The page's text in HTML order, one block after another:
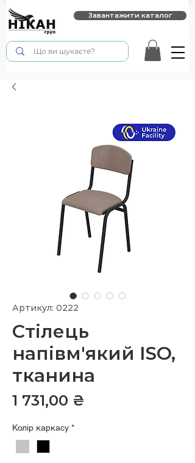
Завантажити каталог
Артикул: 0222
Стілець
напівм'який ISO,
тканина
1 731,00 ₴
Колір каркасу *